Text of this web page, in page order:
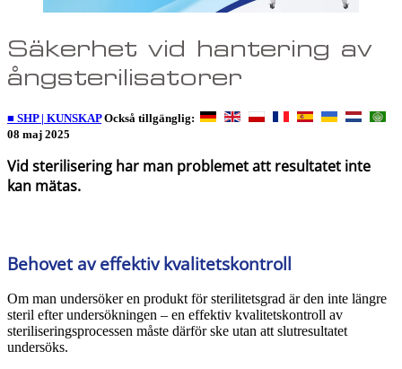
Säkerhet vid hantering av
ångsterilisatorer
■ SHP | KUNSKAP Också tillgänglig:
08 maj 2025
Vid sterilisering har man problemet att resultatet inte
kan mätas.
Behovet av effektiv kvalitetskontroll
Om man undersöker en produkt för sterilitetsgrad är den inte längre
steril efter undersökningen – en effektiv kvalitetskontroll av
steriliseringsprocessen måste därför ske utan att slutresultatet
undersöks.